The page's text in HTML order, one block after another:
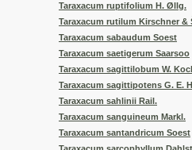
Taraxacum ruptifolium H. Øllg.
Taraxacum rutilum Kirschner &
Taraxacum sabaudum Soest
Taraxacum saetigerum Saarsoo
Taraxacum sagittilobum W.
Taraxacum sagittipotens G. E.
Taraxacum sahlinii Rail.
Taraxacum sanguineum Markl.
Taraxacum santandricum Soest